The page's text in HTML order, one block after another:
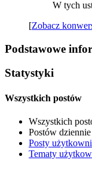
W tych
[Zobacz
Podstawowe
Statystyki
Wszystkich postów
Wszystkich
Postów dziennie
Posty
Tematy